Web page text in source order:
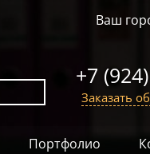
Ваш
+7
Заказать
Портфолио